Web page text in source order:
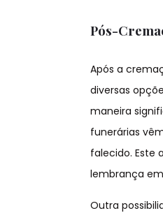
Pós-
Após a
diversas
maneira
funerárias
falecido. Este
lembrança
Outra